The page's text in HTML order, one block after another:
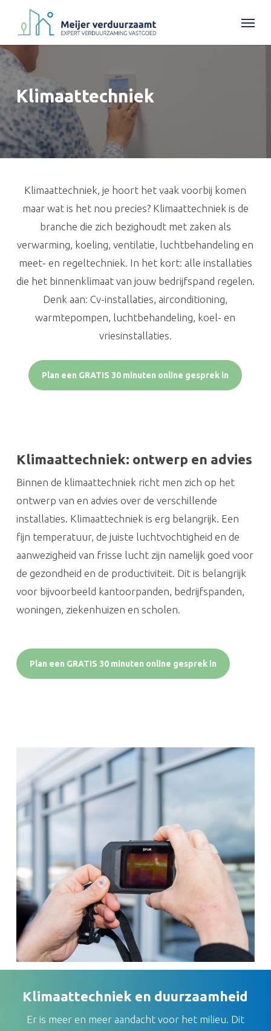
main
content
Menu
Klimaattechniek
Klimaattechniek, je hoort het vaak voorbij komen
maar wat is het nou precies? Klimaattechniek is de
branche die zich bezighoudt met zaken als
verwarming, koeling, ventilatie, luchtbehandeling en
meet- en regeltechniek. In het kort: alle installaties
die het binnenklimaat van jouw bedrijfspand regelen.
Denk aan: Cv-installaties, airconditioning,
warmtepompen, luchtbehandeling, koel- en
vriesinstallaties.
Plan een GRATIS 30 minuten online gesprek in
Klimaattechniek: ontwerp en advies
Binnen de klimaattechniek richt men zich op het
ontwerp van en advies over de verschillende
installaties. Klimaattechniek is erg belangrijk. Een
fijn temperatuur, de juiste luchtvochtigheid en de
aanwezigheid van frisse lucht zijn namelijk goed voor
de gezondheid en de productiviteit. Dit is belangrijk
voor bijvoorbeeld kantoorpanden, bedrijfspanden,
woningen, ziekenhuizen en scholen.
Plan een GRATIS 30 minuten online gesprek in
Klimaattechniek en duurzaamheid
Er is meer en meer aandacht voor het milieu. Dit